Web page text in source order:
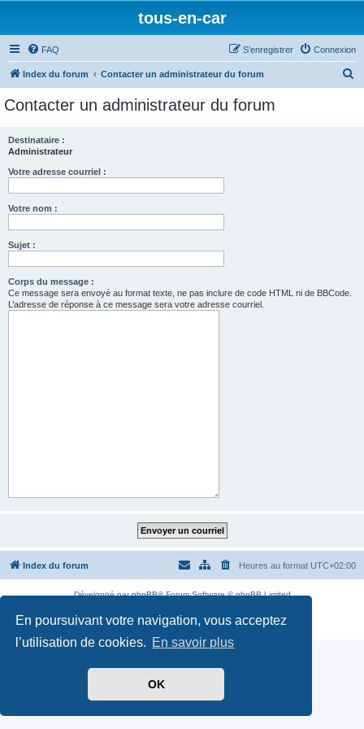
En poursuivant votre navigation, vous acceptez
l’utilisation de cookies. En savoir plus
OK
tous-en-car
FAQ Connexion
S’enregistrer
Index du forum Contacter un administrateur du forum
Contacter un administrateur du forum
Destinataire :
Administrateur
Votre adresse courriel :
Votre nom :
Sujet :
Corps du message :
Ce message sera envoyé au format texte, ne pas inclure de code HTML ni de BBCode.
L’adresse de réponse à ce message sera votre adresse courriel.
Index du forum Heures au format UTC+02:00
Développé parphpBB® Forum Software © phpBB Limited
Confidentialité| Conditions